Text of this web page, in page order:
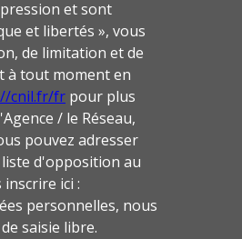
et sont
et libertés », vous
de limitation et de
à tout moment en
cnil.fr/fr pour plus
/ le Réseau,
pouvez adresser
liste d'opposition au
ici :
personnelles, nous
saisie libre.